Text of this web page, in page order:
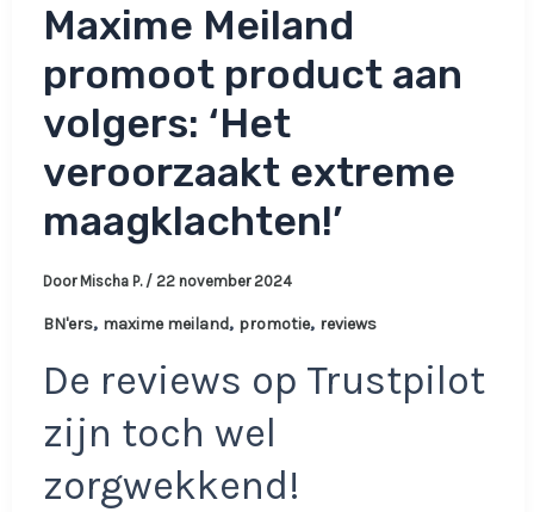
Maxime Meiland
promoot product aan
volgers: ‘Het
veroorzaakt extreme
maagklachten!’
Door Mischa P. / 22 november 2024
BN'ers, maxime meiland, promotie, reviews
De reviews op Trustpilot
zijn toch wel
zorgwekkend!